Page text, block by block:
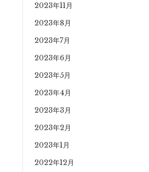
2023年11月
2023年8月
2023年7月
2023年6月
2023年5月
2023年4月
2023年3月
2023年2月
2023年1月
2022年12月